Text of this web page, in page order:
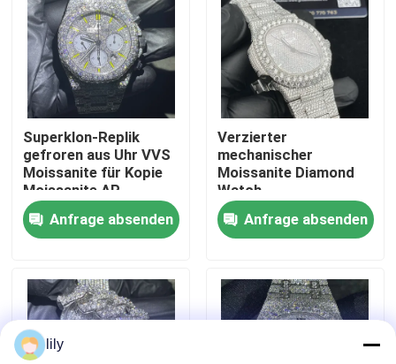
Fabrik-Ausflug
Qualitätskontrolle
Treten Sie mit uns in Verbindung
Nachrichten
Fälle
Fordern Sie ein Zitat
Moissanite Diamond Watch
Superklon-Replik
gefroren aus Uhr VVS
Moissanite für Kopie
Moissanite AP
Anfrage absenden
Verzierter
mechanischer
Moissanite Diamond
Watch
Anfrage absenden
lily